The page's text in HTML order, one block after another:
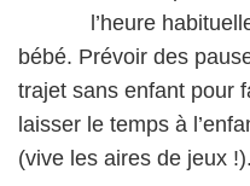
l’heure
bébé. Prévoir des
trajet sans enfant pour
laisser le temps à
(vive les aires de jeux !).